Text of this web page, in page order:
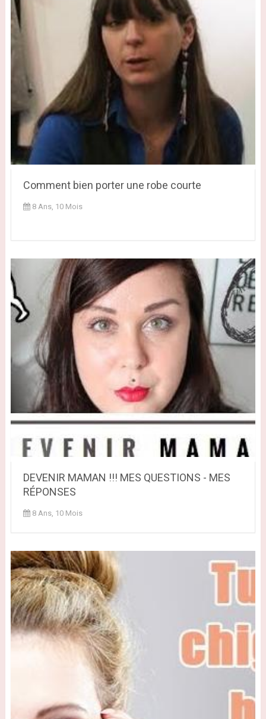
Comment bien porter une robe courte
8 Ans, 10 Mois
DEVENIR MAMAN !!! MES QUESTIONS - MES
RÉPONSES
8 Ans, 10 Mois